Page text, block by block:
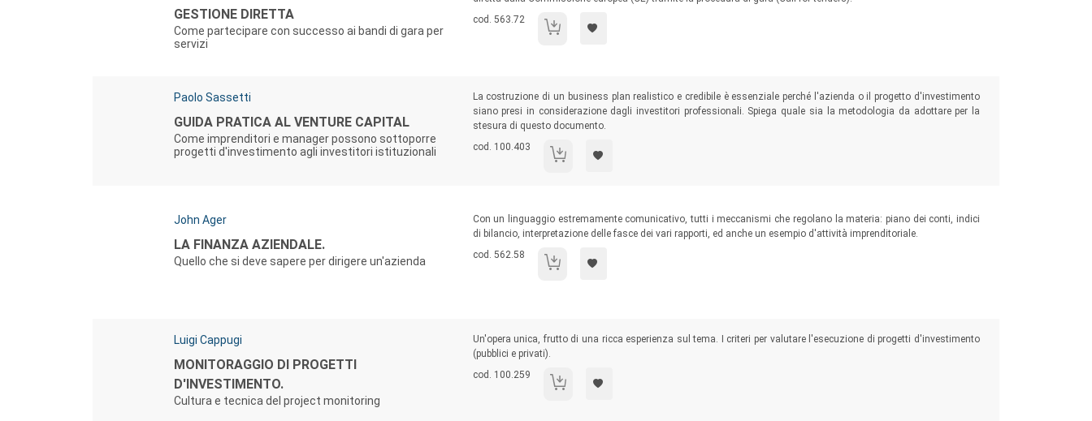
GESTIONE DIRETTA
Come partecipare con successo ai bandi di gara per
servizi
Codice libro:
cod. 563.72 I finanziamenti dell'Unione Europea a gestione diretta
Autori:
Paolo Sassetti
Titolo:
GUIDA PRATICA AL VENTURE CAPITAL
Come imprenditori e manager possono sottoporre
progetti d'investimento agli investitori istituzionali
Sommario:
La costruzione di un business plan realistico e credibile è essenziale perché l'azienda o il progetto d'investimento
siano presi in considerazione dagli investitori professionali. Spiega quale sia la metodologia da adottare per la
stesura di questo documento.
Codice libro:
cod. 100.403 Guida pratica al venture capital
Autori:
John Ager
Titolo:
LA FINANZA AZIENDALE.
Quello che si deve sapere per dirigere un'azienda
Sommario:
Con un linguaggio estremamente comunicativo, tutti i meccanismi che regolano la materia: piano dei conti, indici
di bilancio, interpretazione delle fasce dei vari rapporti, ed anche un esempio d'attività imprenditoriale.
Codice libro:
cod. 562.58 La finanza aziendale.
Autori:
Luigi Cappugi
Titolo:
MONITORAGGIO DI PROGETTI
D'INVESTIMENTO.
Cultura e tecnica del project monitoring
Sommario:
Un'opera unica, frutto di una ricca esperienza sul tema. I criteri per valutare l'esecuzione di progetti d'investimento
(pubblici e privati).
Codice libro:
cod. 100.259 Monitoraggio di progetti d'investimento.